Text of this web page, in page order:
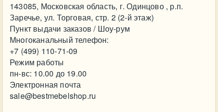
143085, Московская область, г. Одинцово , р.п.
Заречье, ул. Торговая, стр. 2 (2-й этаж)
Пункт выдачи заказов / Шоу-рум
Многоканальный телефон:
+7 (499) 110-71-09
Режим работы
пн-вс: 10.00 до 19.00
Электронная почта
sale@bestmebelshop.ru